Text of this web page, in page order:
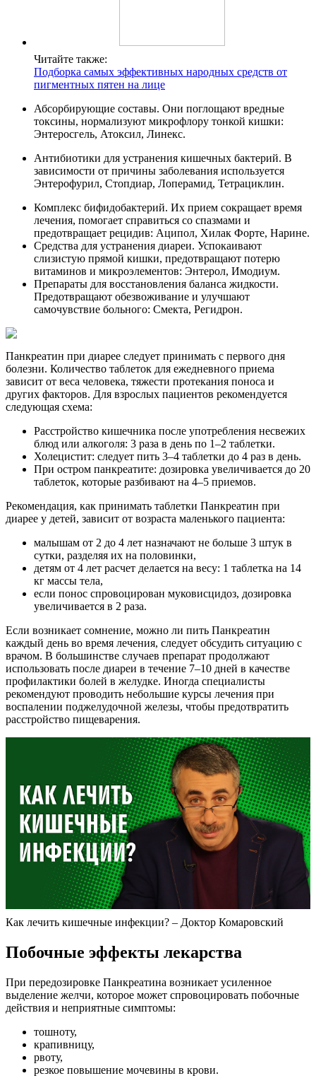
Читайте также:
Подборка самых эффективных народных средств от
пигментных пятен на лице
Абсорбирующие составы. Они поглощают вредные
токсины, нормализуют микрофлору тонкой кишки:
Энтеросгель, Атоксил, Линекс.
Антибиотики для устранения кишечных бактерий. В
зависимости от причины заболевания используется
Энтерофурил, Стопдиар, Лоперамид, Тетрациклин.
Комплекс бифидобактерий. Их прием сокращает время
лечения, помогает справиться со спазмами и
предотвращает рецидив: Аципол, Хилак Форте, Нарине.
Средства для устранения диареи. Успокаивают
слизистую прямой кишки, предотвращают потерю
витаминов и микроэлементов: Энтерол, Имодиум.
Препараты для восстановления баланса жидкости.
Предотвращают обезвоживание и улучшают
самочувствие больного: Смекта, Регидрон.
Панкреатин при диарее следует принимать с первого дня
болезни. Количество таблеток для ежедневного приема
зависит от веса человека, тяжести протекания поноса и
других факторов. Для взрослых пациентов рекомендуется
следующая схема:
Расстройство кишечника после употребления несвежих
блюд или алкоголя: 3 раза в день по 1–2 таблетки.
Холецистит: следует пить 3–4 таблетки до 4 раз в день.
При остром панкреатите: дозировка увеличивается до 20
таблеток, которые разбивают на 4–5 приемов.
Рекомендация, как принимать таблетки Панкреатин при
диарее у детей, зависит от возраста маленького пациента:
малышам от 2 до 4 лет назначают не больше 3 штук в
сутки, разделяя их на половинки,
детям от 4 лет расчет делается на весу: 1 таблетка на 14
кг массы тела,
если понос спровоцирован муковисцидоз, дозировка
увеличивается в 2 раза.
Если возникает сомнение, можно ли пить Панкреатин
каждый день во время лечения, следует обсудить ситуацию с
врачом. В большинстве случаев препарат продолжают
использовать после диареи в течение 7–10 дней в качестве
профилактики болей в желудке. Иногда специалисты
рекомендуют проводить небольшие курсы лечения при
воспалении поджелудочной железы, чтобы предотвратить
расстройство пищеварения.
Как лечить кишечные инфекции? – Доктор Комаровский
Побочные эффекты лекарства
При передозировке Панкреатина возникает усиленное
выделение желчи, которое может спровоцировать побочные
действия и неприятные симптомы:
тошноту,
крапивницу,
рвоту,
резкое повышение мочевины в крови.